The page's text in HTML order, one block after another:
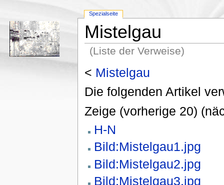
Mistelgau
(Liste der Verweise)
< Mistelgau
Die folgenden Artikel
Zeige (vorherige 20)
H-N
Bild:Mistelgau1.jpg
Bild:Mistelgau2.jpg
Bild:Mistelgau3.jpg
Spezialseite